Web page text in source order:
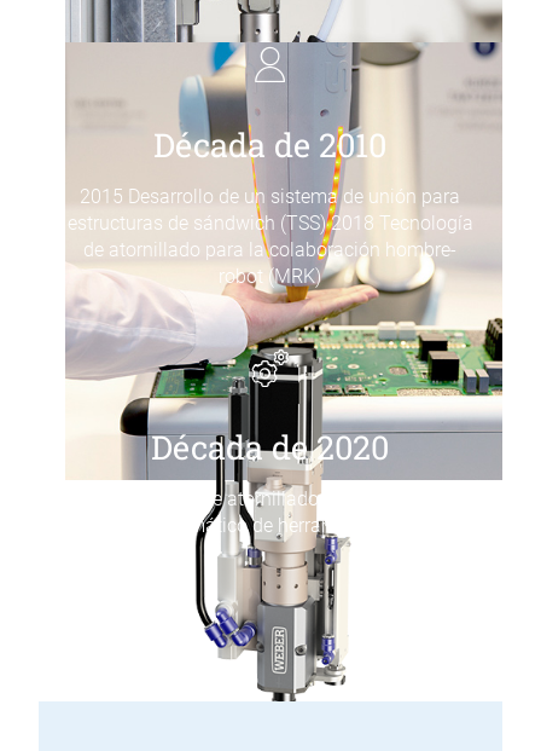
Década de 2010
2015 Desarrollo de un sistema de unión para
estructuras de sándwich (TSS) 2018 Tecnología
de atornillado para la colaboración hombre-
robot (MRK)
Década de 2020
2020 Unidad de atornillado pick&place con
cambio automático de herramientas (SEV-P)